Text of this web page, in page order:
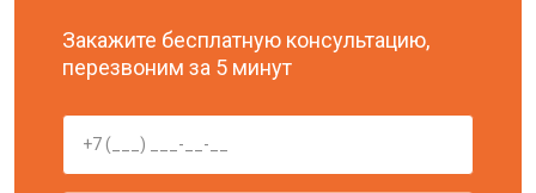
Закажите бесплатную консультацию,
перезвоним за 5 минут